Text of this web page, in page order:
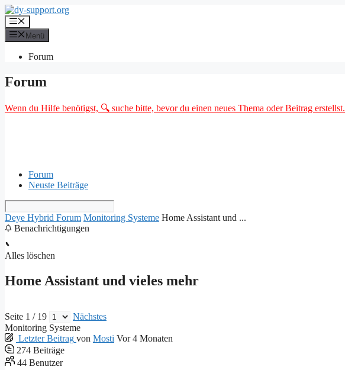
Zum
Inhalt
springen
Menü
Menü
Forum
Forum
Wenn du Hilfe benötigst, 🔍 suche bitte, bevor du einen neues Thema oder Beitrag erstellst.
Forum
Neuste Beiträge
Deye Hybrid Forum Monitoring Systeme Home Assistant und ...
Benachrichtigungen
Alles löschen
Home Assistant und vieles mehr
Seite 1 / 19
Nächstes
Monitoring Systeme
Letzter Beitrag von Mosti Vor 4 Monaten
274 Beiträge
44 Benutzer